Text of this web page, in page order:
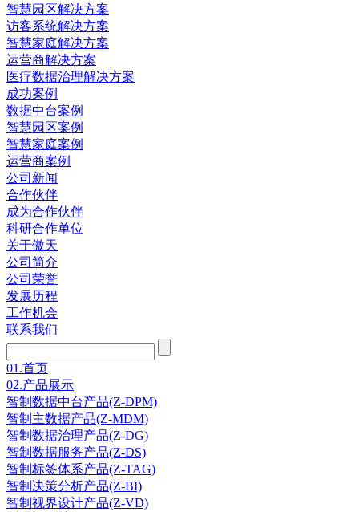
智慧园区解决方案
访客系统解决方案
智慧家庭解决方案
运营商解决方案
医疗数据治理解决方案
成功案例
数据中台案例
智慧园区案例
智慧家庭案例
运营商案例
公司新闻
合作伙伴
成为合作伙伴
科研合作单位
关于傲天
公司简介
公司荣誉
发展历程
工作机会
联系我们
01.首页
02.产品展示
智制数据中台产品(Z-DPM)
智制主数据产品(Z-MDM)
智制数据治理产品(Z-DG)
智制数据服务产品(Z-DS)
智制标签体系产品(Z-TAG)
智制决策分析产品(Z-BI)
智制视界设计产品(Z-VD)